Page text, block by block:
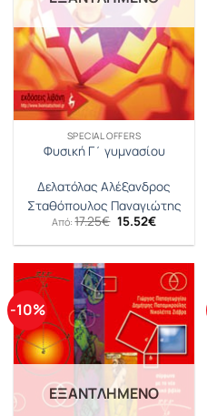
SPECIAL OFFERS
Φυσική Γ΄ γυμνασίου
Δελατόλας Αλέξανδρος
Σταθόπουλος Παναγιώτης
Από:17.25€ Original
price
was:
15.52€Η
τιμή
15.52€.
-10%
ΕΞΑΝΤΛΗΜΈΝΟ